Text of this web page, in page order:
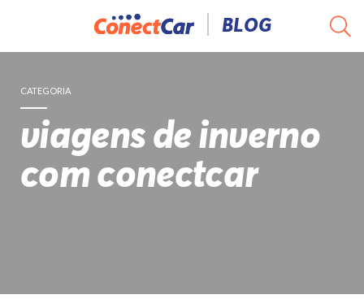
BLOG
CATEGORIA
viagens de inverno
com conectcar